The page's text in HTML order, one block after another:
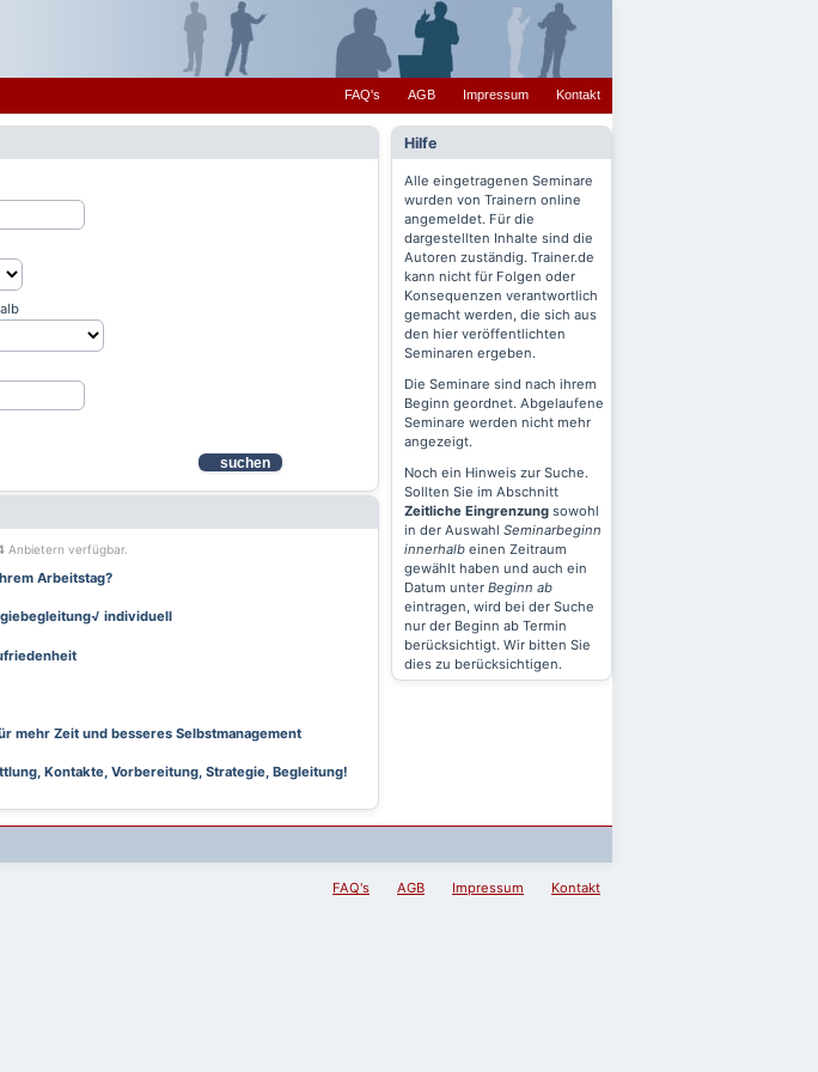
FAQ's AGB Impressum Kontakt
Hilfe
Alle eingetragenen Seminare
wurden von Trainern online
angemeldet. Für die
dargestellten Inhalte sind die
Autoren zuständig. Trainer.de
kann nicht für Folgen oder
Konsequenzen verantwortlich
gemacht werden, die sich aus
den hier veröffentlichten
Seminaren ergeben.
Die Seminare sind nach ihrem
Beginn geordnet. Abgelaufene
Seminare werden nicht mehr
angezeigt.
Noch ein Hinweis zur Suche.
Sollten Sie im Abschnitt
Zeitliche Eingrenzung sowohl
in der Auswahl Seminarbeginn
innerhalb einen Zeitraum
gewählt haben und auch ein
Datum unter Beginn ab
eintragen, wird bei der Suche
nur der Beginn ab Termin
berücksichtigt. Wir bitten Sie
dies zu berücksichtigen.
suchen
Anbietern verfügbar.
Arbeitstag?
individuell
mehr Zeit und besseres Selbstmanagement
Kontakte, Vorbereitung, Strategie, Begleitung!
FAQ's AGB Impressum Kontakt